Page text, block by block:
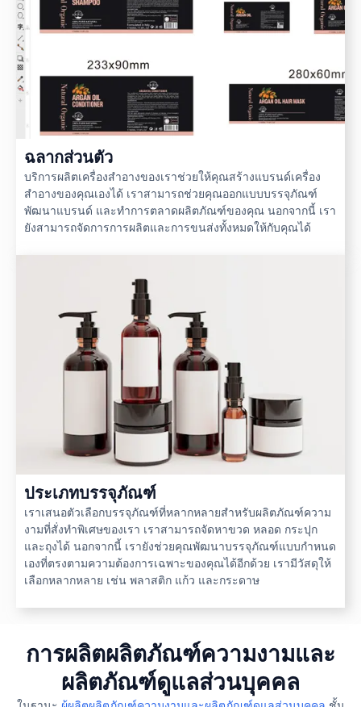
ฉลากส่วนตัว
บริการผลิตเครื่องสำอางของเราช่วยให้คุณสร้างแบรนด์เครื่อง
สำอางของคุณเองได้ เราสามารถช่วยคุณออกแบบบรรจุภัณฑ์
พัฒนาแบรนด์ และทำการตลาดผลิตภัณฑ์ของคุณ นอกจากนี้ เรา
ยังสามารถจัดการการผลิตและการขนส่งทั้งหมดให้กับคุณได้
ประเภทบรรจุภัณฑ์
เราเสนอตัวเลือกบรรจุภัณฑ์ที่หลากหลายสำหรับผลิตภัณฑ์ความ
งามที่สั่งทำพิเศษของเรา เราสามารถจัดหาขวด หลอด กระปุก
และถุงได้ นอกจากนี้ เรายังช่วยคุณพัฒนาบรรจุภัณฑ์แบบกำหนด
เองที่ตรงตามความต้องการเฉพาะของคุณได้อีกด้วย เรามีวัสดุให้
เลือกหลากหลาย เช่น พลาสติก แก้ว และกระดาษ
การผลิตผลิตภัณฑ์ความงามและ
ผลิตภัณฑ์ดูแลส่วนบุคคล